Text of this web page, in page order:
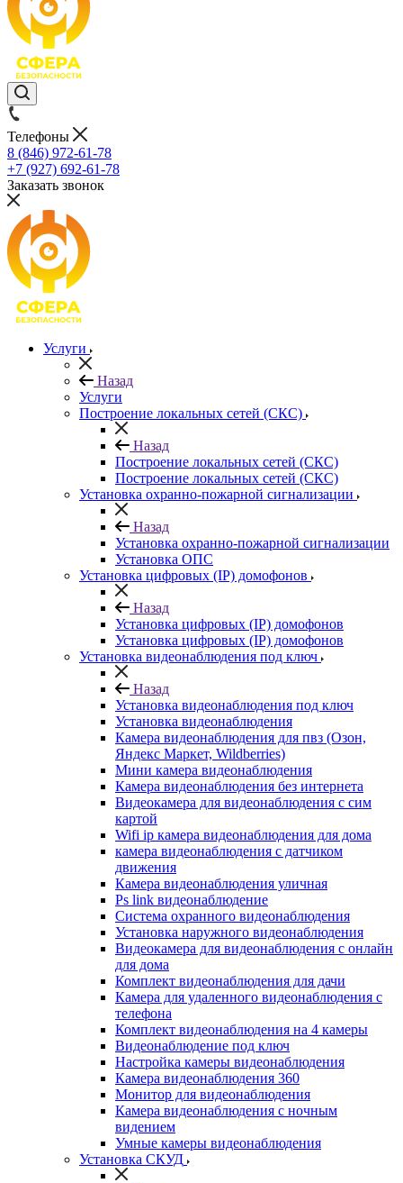
Телефоны
8 (846) 972-61-78
+7 (927) 692-61-78
Заказать звонок
Услуги
Назад
Услуги
Построение локальных сетей (СКС)
Назад
Построение локальных сетей (СКС)
Построение локальных сетей (СКС)
Установка охранно-пожарной сигнализации
Назад
Установка охранно-пожарной сигнализации
Установка ОПС
Установка цифровых (IP) домофонов
Назад
Установка цифровых (IP) домофонов
Установка цифровых (IP) домофонов
Установка видеонаблюдения под ключ
Назад
Установка видеонаблюдения под ключ
Установка видеонаблюдения
Камера видеонаблюдения для пвз (Озон,
Яндекс Маркет, Wildberries)
Мини камера видеонаблюдения
Камера видеонаблюдения без интернета
Видеокамера для видеонаблюдения с сим
картой
Wifi ip камера видеонаблюдения для дома
камера видеонаблюдения с датчиком
движения
Камера видеонаблюдения уличная
Ps link видеонаблюдение
Система охранного видеонаблюдения
Установка наружного видеонаблюдения
Видеокамера для видеонаблюдения с онлайн
для дома
Комплект видеонаблюдения для дачи
Камера для удаленного видеонаблюдения с
телефона
Комплект видеонаблюдения на 4 камеры
Видеонаблюдение под ключ
Настройка камеры видеонаблюдения
Камера видеонаблюдения 360
Монитор для видеонаблюдения
Камера видеонаблюдения с ночным
видением
Умные камеры видеонаблюдения
Установка СКУД